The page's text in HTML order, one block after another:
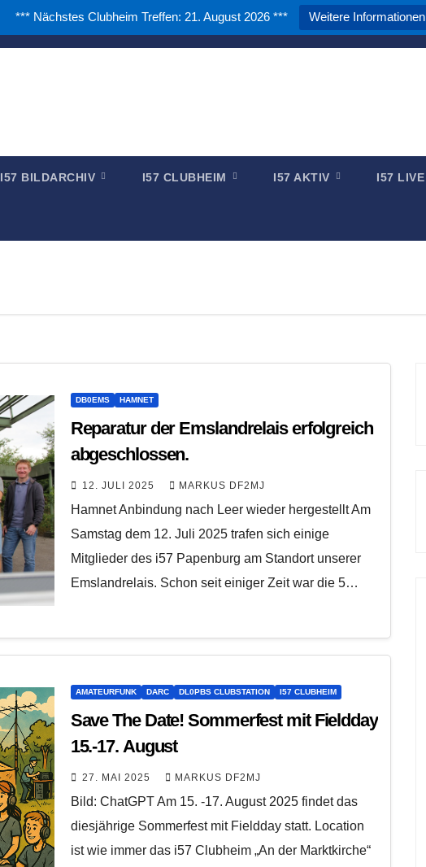
*** Nächstes Clubheim Treffen: 21. August 2026 *** Weitere Informationen
I57 BILDARCHIV I57 CLUBHEIM I57 AKTIV I57 LIVE
DB0EMS HAMNET
Reparatur der Emslandrelais erfolgreich
abgeschlossen.
12. JULI 2025 MARKUS DF2MJ
Hamnet Anbindung nach Leer wieder hergestellt Am
Samstag dem 12. Juli 2025 trafen sich einige
Mitglieder des i57 Papenburg am Standort unserer
Emslandrelais. Schon seit einiger Zeit war die 5…
AMATEURFUNK DARC DL0PBS CLUBSTATION I57 CLUBHEIM
Save The Date! Sommerfest mit Fieldday
15.-17. August
27. MAI 2025 MARKUS DF2MJ
Bild: ChatGPT Am 15. -17. August 2025 findet das
diesjährige Sommerfest mit Fieldday statt. Location
ist wie immer das i57 Clubheim „An der Marktkirche“